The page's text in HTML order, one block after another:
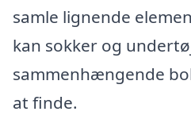
samle lignende
kan sokker og
sammenhængende
at finde.